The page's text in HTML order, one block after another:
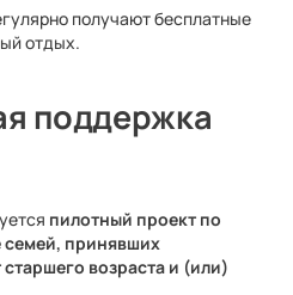
получают бесплатные
отдых.
поддержка
пилотный проект по
принявших
возраста и (или)